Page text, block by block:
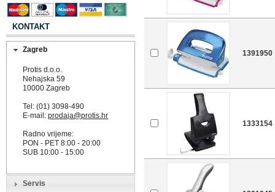
KONTAKT
Zagreb
Protis d.o.o.
Nehajska 59
10000 Zagreb
Tel: (01) 3098-490
E-mail:prodaja@protis.hr
Radno vrijeme:
PON - PET 8:00 - 20:00
SUB 10:00 - 15:00
Servis
1391950
1333154